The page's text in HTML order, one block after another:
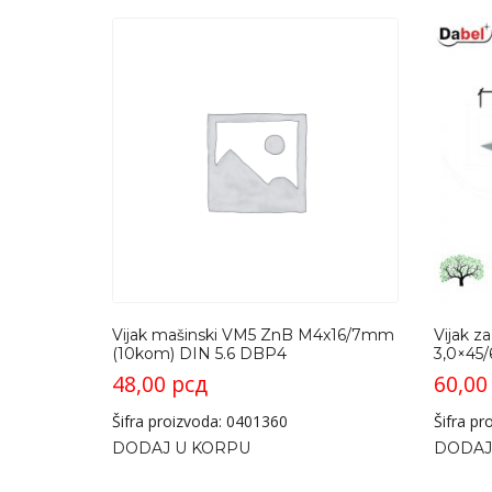
Vijak mašinski VM5 ZnB M4x16/7mm
(10kom) DIN 5.6 DBP4
48,00 рсд
Šifra proizvoda: 0401360
DODAJ U KORPU
Vijak
60,00
Šifra